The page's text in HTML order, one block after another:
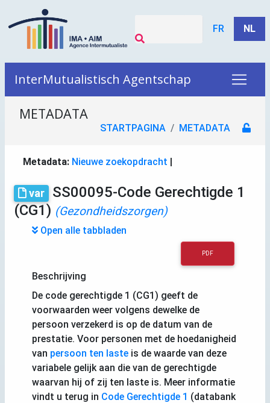
FR NL
InterMutualistisch Agentschap
METADATA
STARTPAGINA METADATA
Metadata: Nieuwe zoekopdracht |
var
SS00095-Code Gerechtigde 1
(CG1) (Gezondheidszorgen)
Open alle tabbladen
PDF
Beschrijving
De code gerechtigde 1 (CG1) geeft de
voorwaarden weer volgens dewelke de
persoon verzekerd is op de datum van de
prestatie. Voor personen met de hoedanigheid
van persoon ten laste is de waarde van deze
variabele gelijk aan die van de gerechtigde
waarvan hij of zij ten laste is. Meer informatie
vindt u terug in Code Gerechtigde 1 (databank